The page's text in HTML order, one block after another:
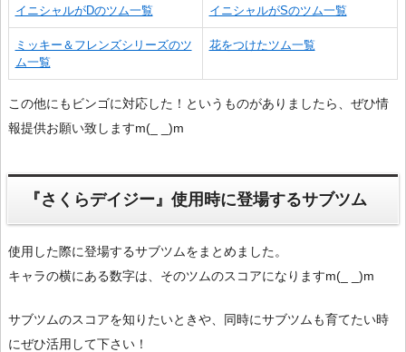
イニシャルがDのツム一覧 イニシャルがSのツム一覧
ミッキー＆フレンズシリーズのツ
ム一覧
花をつけたツム一覧
この他にもビンゴに対応した！というものがありましたら、ぜひ情
報提供お願い致しますm(_ _)m
『さくらデイジー』使用時に登場するサブツム
使用した際に登場するサブツムをまとめました。
キャラの横にある数字は、そのツムのスコアになりますm(_ _)m
サブツムのスコアを知りたいときや、同時にサブツムも育てたい時
にぜひ活用して下さい！